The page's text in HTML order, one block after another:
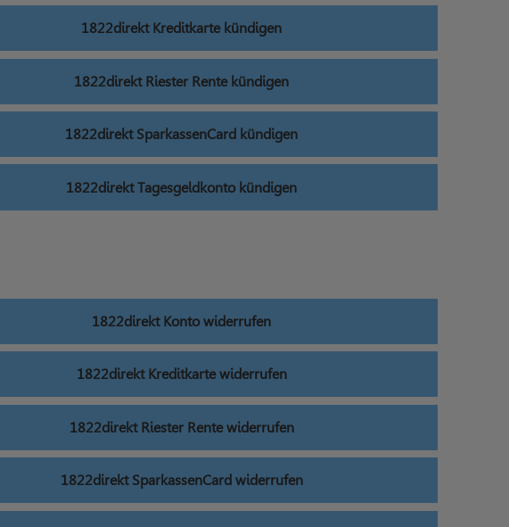
1822direkt Kreditkarte kündigen
1822direkt Riester Rente kündigen
1822direkt SparkassenCard kündigen
1822direkt Tagesgeldkonto kündigen
1822direkt Konto widerrufen
1822direkt Kreditkarte widerrufen
1822direkt Riester Rente widerrufen
1822direkt SparkassenCard widerrufen